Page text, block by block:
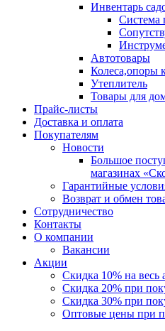
Инвентарь
Система
Автотовары
Колеса,опоры
Утеплитель
Товары для
Прайс-листы
Доставка и оплата
Покупателям
Новости
Большое
магазинах
Гарантийные
Возврат и обмен
Сотрудничество
Контакты
О компании
Вакансии
Акции
Скидка 10% на весь
Скидка 20% при
Скидка 30% при
Оптовые цены при